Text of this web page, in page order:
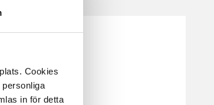
Cookies
in för detta